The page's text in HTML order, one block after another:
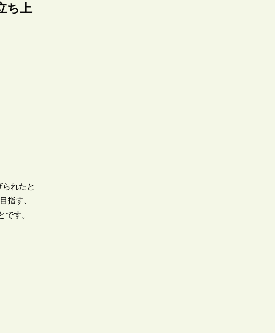
ち上
れたと
指す、
です。